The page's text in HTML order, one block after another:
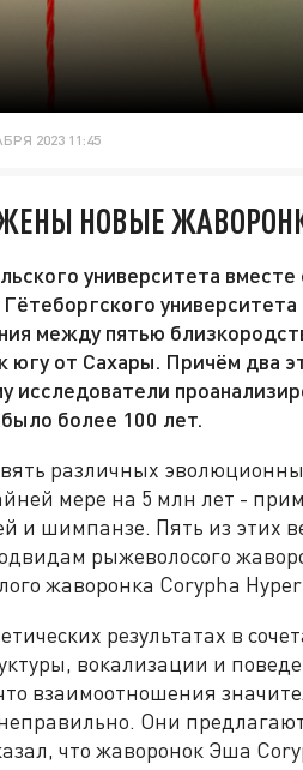
2023 11:45
НОВЫЕ
университета
между пятью
от Сахары. Причём два
исследователи
более 100 лет.
различных
мере на 5 млн лет -
и шимпанзе. Пять из этих
рыжеволосого
жаворонка Corypha
результатах в
вокализации и
взаимоотношения
Они
что жаворонок Эша